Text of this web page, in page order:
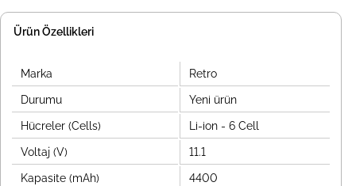
Ürün Özellikleri
Marka Retro
Durumu Yeni ürün
Hücreler (Cells) Li-ion - 6 Cell
Voltaj (V) 11.1
Kapasite (mAh) 4400